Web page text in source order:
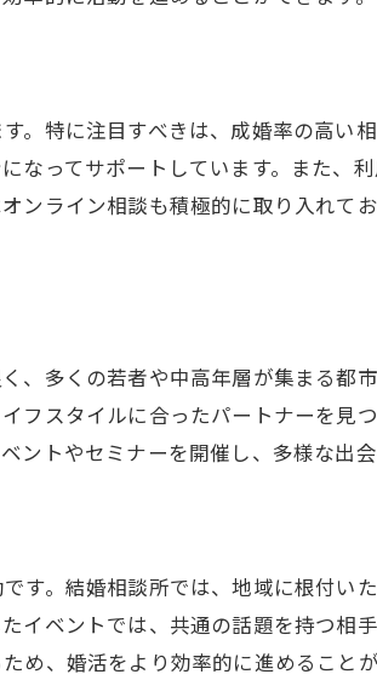
ト
める秘訣
。特に注目すべきは、成婚率の高い
なってサポートしています。また、
ンライン相談も積極的に取り入れて
、多くの若者や中高年層が集まる都
フスタイルに合ったパートナーを見
トやセミナーを開催し、多様な出会
す。結婚相談所では、地域に根付い
ベントでは、共通の話題を持つ相手
め、婚活をより効率的に進めること